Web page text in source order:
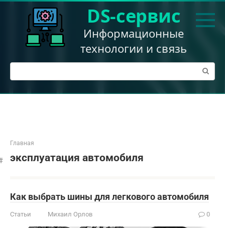
Перейти
DS-сервис
Информационные
технологии и связь
Поиск:
Главная
эксплуатация автомобиля
Как выбрать шины для легкового автомобиля
Статьи Михаил Орлов 0